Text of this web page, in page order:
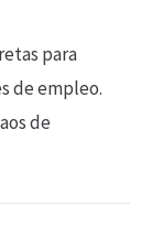
para
de empleo.
de